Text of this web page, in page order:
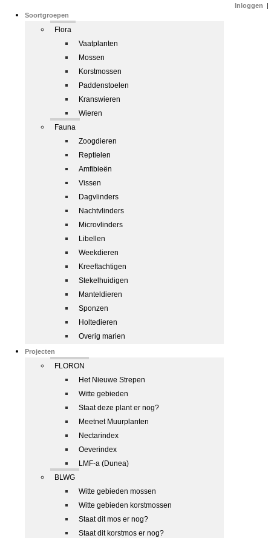
Soortgroepen
Flora
Vaatplanten
Mossen
Korstmossen
Paddenstoelen
Kranswieren
Wieren
Fauna
Zoogdieren
Reptielen
Amfibieën
Vissen
Dagvlinders
Nachtvlinders
Microvlinders
Libellen
Weekdieren
Kreeftachtigen
Stekelhuidigen
Manteldieren
Sponzen
Holtedieren
Overig marien
Projecten
FLORON
Het Nieuwe Strepen
Witte gebieden
Staat deze plant er nog?
Meetnet Muurplanten
Nectarindex
Oeverindex
LMF-a (Dunea)
BLWG
Witte gebieden mossen
Witte gebieden korstmossen
Staat dit mos er nog?
Staat dit korstmos er nog?
Inloggen |